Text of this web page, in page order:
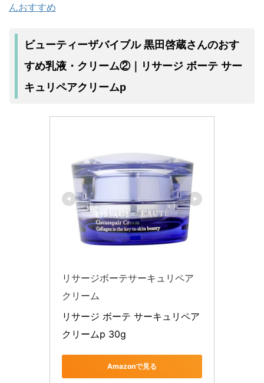
んおすすめ
ビューティーザバイブル 黒田啓蔵さんのおす
すめ乳液・クリーム②｜リサージ ボーテ サー
キュリペアクリームp
リサージボーテサーキュリペア
クリーム
リサージ ボーテ サーキュリペア
クリームp 30g
Amazonで見る